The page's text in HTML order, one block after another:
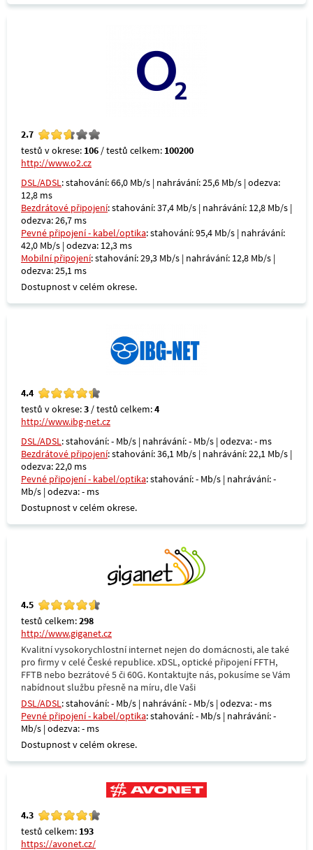
2.7
testů v okrese: 106 / testů celkem: 100200
http://www.o2.cz
DSL/ADSL: stahování: 66,0 Mb/s | nahrávání: 25,6 Mb/s | odezva:
12,8 ms
Bezdrátové připojení: stahování: 37,4 Mb/s | nahrávání: 12,8 Mb/s |
odezva: 26,7 ms
Pevné připojení - kabel/optika: stahování: 95,4 Mb/s | nahrávání:
42,0 Mb/s | odezva: 12,3 ms
Mobilní připojení: stahování: 29,3 Mb/s | nahrávání: 12,8 Mb/s |
odezva: 25,1 ms
Dostupnost v celém okrese.
4.4
testů v okrese:3 / testů celkem:4
http://www.ibg-net.cz
DSL/ADSL: stahování: - Mb/s | nahrávání: - Mb/s | odezva: - ms
Bezdrátové připojení: stahování: 36,1 Mb/s | nahrávání: 22,1 Mb/s |
odezva: 22,0 ms
Pevné připojení - kabel/optika: stahování: - Mb/s | nahrávání: -
Mb/s | odezva: - ms
Dostupnost v celém okrese.
4.5
testů celkem:298
http://www.giganet.cz
Kvalitní vysokorychlostní internet nejen do domácnosti, ale také
pro firmy v celé České republice. xDSL, optické připojení FFTH,
FFTB nebo bezrátové 5 či 60G. Kontaktujte nás, pokusíme se Vám
nabídnout službu přesně na míru, dle Vaši
DSL/ADSL: stahování: - Mb/s | nahrávání: - Mb/s | odezva: - ms
Pevné připojení - kabel/optika: stahování: - Mb/s | nahrávání: -
Mb/s | odezva: - ms
Dostupnost v celém okrese.
4.3
testů celkem: 193
https://avonet.cz/